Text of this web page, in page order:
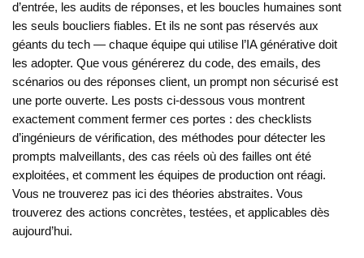
d’entrée, les audits de réponses, et les boucles humaines sont
les seuls boucliers fiables. Et ils ne sont pas réservés aux
géants du tech — chaque équipe qui utilise l’IA générative doit
les adopter. Que vous générerez du code, des emails, des
scénarios ou des réponses client, un prompt non sécurisé est
une porte ouverte. Les posts ci-dessous vous montrent
exactement comment fermer ces portes : des checklists
d’ingénieurs de vérification, des méthodes pour détecter les
prompts malveillants, des cas réels où des failles ont été
exploitées, et comment les équipes de production ont réagi.
Vous ne trouverez pas ici des théories abstraites. Vous
trouverez des actions concrètes, testées, et applicables dès
aujourd’hui.